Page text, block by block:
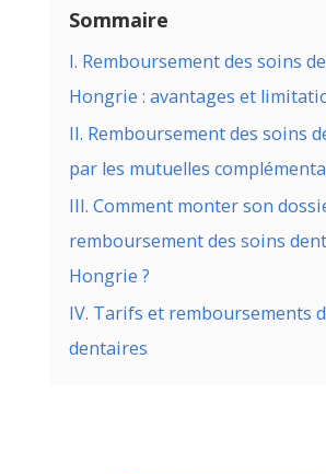
Sommaire
I. Remboursement des soins
Hongrie : avantages et
II. Remboursement des soins
par les mutuelles
III. Comment monter son
remboursement des soins
Hongrie ?
IV. Tarifs et remboursements
dentaires